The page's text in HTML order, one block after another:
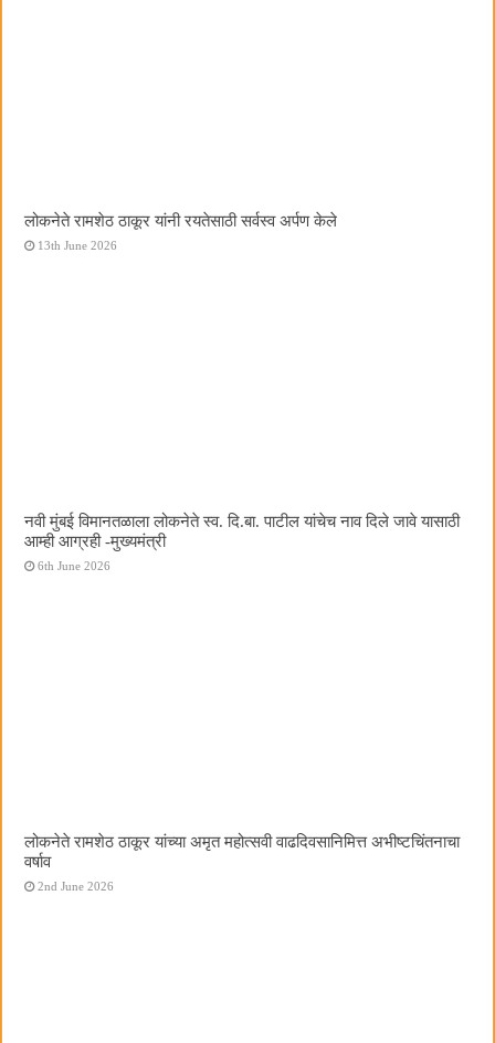
लोकनेते रामशेठ ठाकूर यांनी रयतेसाठी सर्वस्व अर्पण केले
13th June 2026
नवी मुंबई विमानतळाला लोकनेते स्व. दि.बा. पाटील यांचेच नाव दिले जावे यासाठी
आम्ही आग्रही -मुख्यमंत्री
6th June 2026
लोकनेते रामशेठ ठाकूर यांच्या अमृत महोत्सवी वाढदिवसानिमित्त अभीष्टचिंतनाचा
वर्षाव
2nd June 2026